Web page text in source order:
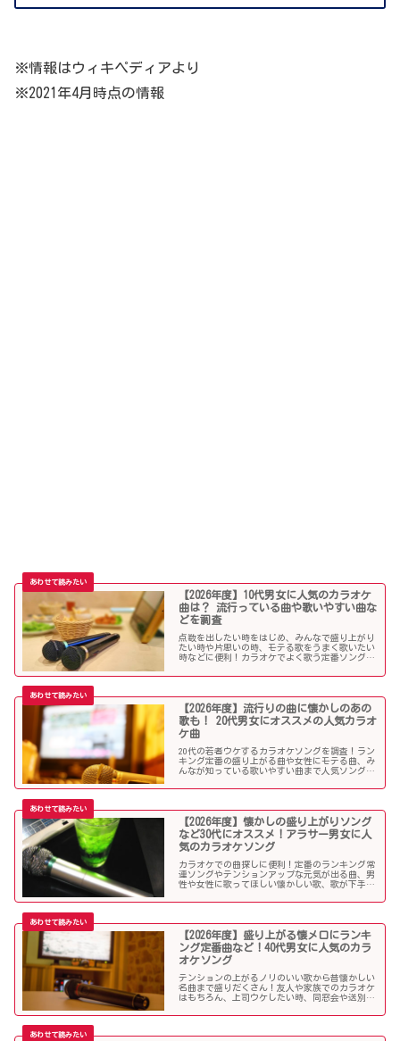
※情報はウィキペディアより
※2021年4月時点の情報
【2026年度】10代男女に人気のカラオケ
曲は？ 流行っている曲や歌いやすい曲な
どを調査
点数を出したい時をはじめ、みんなで盛り上がり
たい時や片思いの時、モテる歌をうまく歌いたい
時などに便利！カラオケでよく歌う定番ソングか
っ盛りの10代男子・女子にオススメの人気カラオ
【2026年度】流行りの曲に懐かしのあの
歌も！ 20代男女にオススメの人気カラオ
ケ曲
20代の若者ウケするカラオケソングを調査！ラン
キング定番の盛り上がる曲や女性にモテる曲、み
んなが知っている歌いやすい曲まで人気ソングが
別会、上司ウケしたい時などにオススメです！
【2026年度】懐かしの盛り上がりソング
など30代にオススメ！アラサー男女に人
気のカラオケソング
カラオケでの曲探しに便利！定番のランキング常
連ソングやテンションアップな元気が出る曲、男
性や女性に歌ってほしい懐かしい歌、歌が下手で
カラオケ曲をご紹介します！
【2026年度】盛り上がる懐メロにランキ
ング定番曲など！40代男女に人気のカラ
オケソング
テンションの上がるノリのいい歌から昔懐かしい
名曲まで盛りだくさん！友人や家族でのカラオケ
はもちろん、上司ウケしたい時、同窓会や送別会
ッとくるようなカラオケソングを探している方も